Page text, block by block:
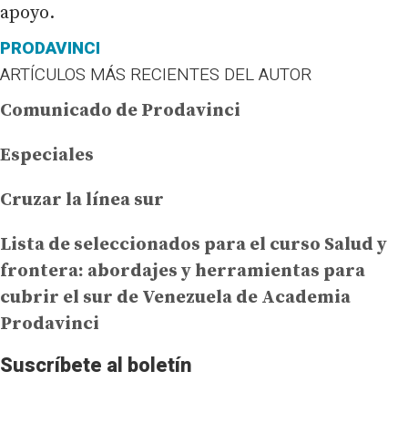
apoyo.
PRODAVINCI
ARTÍCULOS MÁS RECIENTES DEL AUTOR
Comunicado de Prodavinci
Especiales
Cruzar la línea sur
Lista de seleccionados para el curso Salud y
frontera: abordajes y herramientas para
cubrir el sur de Venezuela de Academia
Prodavinci
Suscríbete al boletín